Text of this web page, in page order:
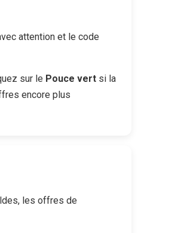
attention et le code
sur le Pouce vert si la
encore plus
les offres de